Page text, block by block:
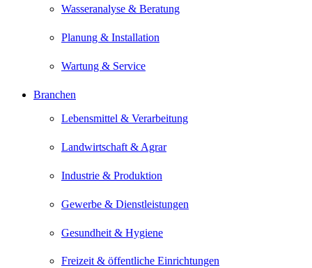
Wasseranalyse & Beratung
Planung & Installation
Wartung & Service
Branchen
Lebensmittel & Verarbeitung
Landwirtschaft & Agrar
Industrie & Produktion
Gewerbe & Dienstleistungen
Gesundheit & Hygiene
Freizeit & öffentliche Einrichtungen